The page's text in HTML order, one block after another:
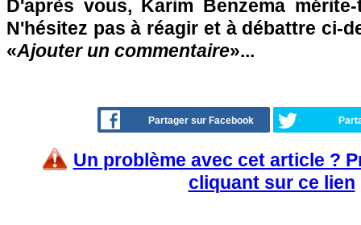
D'après vous, Karim Benzema
N'hésitez pas à réagir et à débattre ci-
«Ajouter un commentaire»...
Partager sur Facebook
Un problème avec cet article ?
cliquant sur ce lien